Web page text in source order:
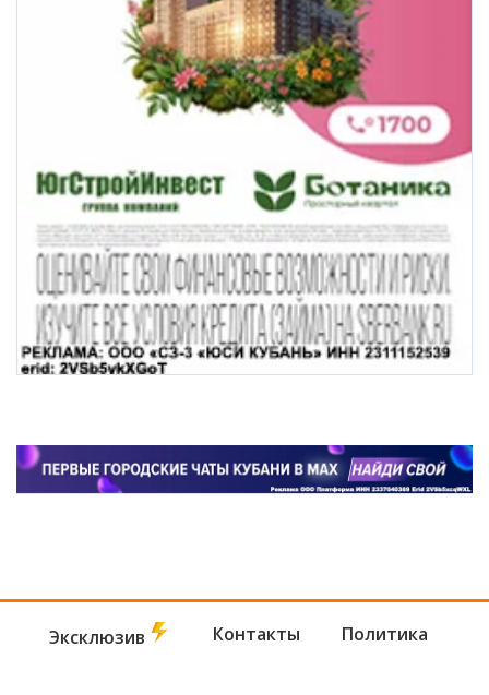
Эксклюзив Контакты Политика